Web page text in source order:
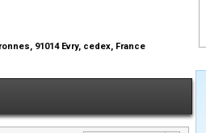
91014 Evry, cedex, France